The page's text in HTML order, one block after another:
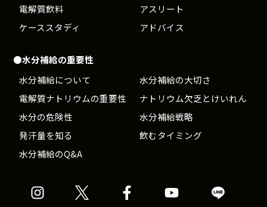
電解質飲料
アスリート
ケーススタディ
アドバイス
●水分補給の重要性
水分補給について
水分補給の大切さ
電解質ナトリウムの重要性
ナトリウム欠乏とけいれん
水分の危険性
水分補給戦略
発汗量を知る
飲むタイミング
水分補給のQ&A
Precision Precision Precision Precision Precision